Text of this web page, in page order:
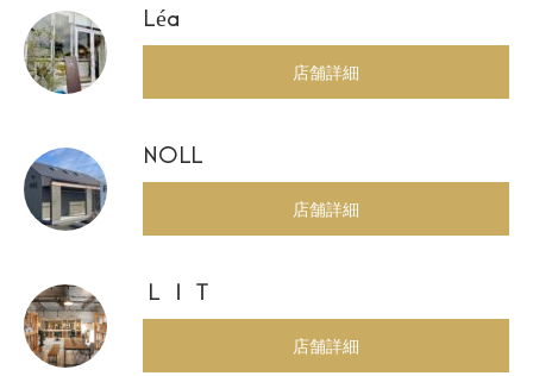
Léa
店舗詳細
NOLL
店舗詳細
ＬＩＴ
店舗詳細